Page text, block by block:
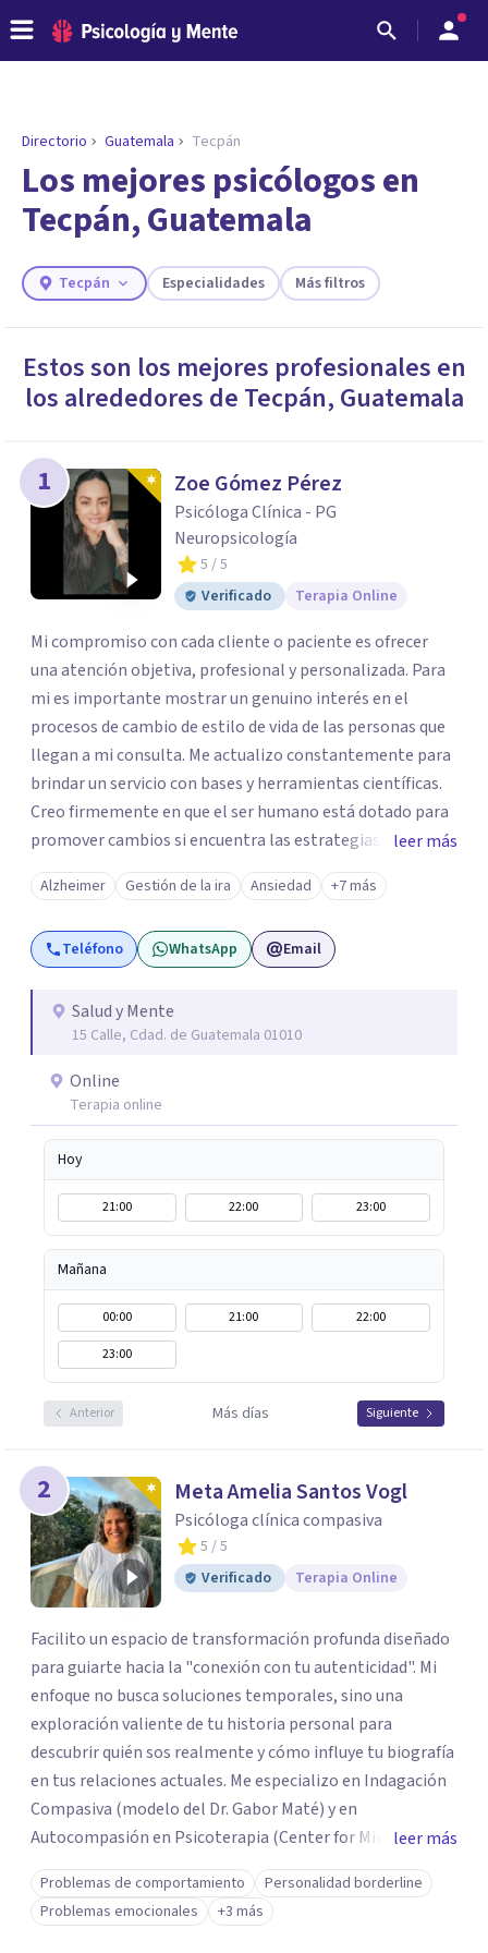
ENCONTRAR MI TERAPEUTA
¿Necesitas ayuda para encontrar el
psicólogo adecuado?
Responde a unas breves preguntas y te ofreceremos
necesidades.
Directorio Guatemala Tecpán
Los mejores psicólogos en
Tecpán, Guatemala
Tecpán Especialidades Más filtros
Estos son los mejores profesionales en
los alrededores de Tecpán, Guatemala
1 Zoe Gómez Pérez
Psicóloga Clínica - PG
Neuropsicología
5 / 5
Verificado
Terapia Online
Mi compromiso con cada cliente o paciente es ofrecer
una atención objetiva, profesional y personalizada. Para
mi es importante mostrar un genuino interés en el
procesos de cambio de estilo de vida de las personas que
llegan a mi consulta. Me actualizo constantemente para
brindar un servicio con bases y herramientas científicas.
Creo firmemente en que el ser humano está dotado para
promover cambios si encuentra las estrategias y
herramientas adecuadas y es por eso que elegí esta
profesión, ya que me permite a través del conocimiento y
experiencia que he adquirido ayudar a las personas a
descubrirse a sí mismos y por medio de la psicoterapia
leer más
Alzheimer Gestión de la ira Ansiedad +7 más
Teléfono WhatsApp Email
Salud y Mente
15 Calle, Cdad. de Guatemala 01010
Online
Terapia online
Hoy
21:00 22:00 23:00
Mañana
00:00 21:00
22:00
23:00
Anterior Más días Siguiente
2 Meta Amelia Santos Vogl
Psicóloga clínica compasiva
5 / 5
Verificado
Terapia Online
Facilito un espacio de transformación profunda diseñado
para guiarte hacia la "conexión con tu autenticidad". Mi
enfoque no busca soluciones temporales, sino una
exploración valiente de tu historia personal para
descubrir quién sos realmente y cómo influye tu biografía
en tus relaciones actuales. Me especializo en Indagación
Compasiva (modelo del Dr. Gabor Maté) y en
Autocompasión en Psicoterapia (Center for Mindful Self-
Compassion). Mi enfoque integra Mindfulness para
transformar patrones profundos y alcanzar una vida
plena. Acompaño a adultos y parejas en un espacio de
leer más
Problemas de comportamiento
Personalidad borderline
Problemas emocionales
+3 más